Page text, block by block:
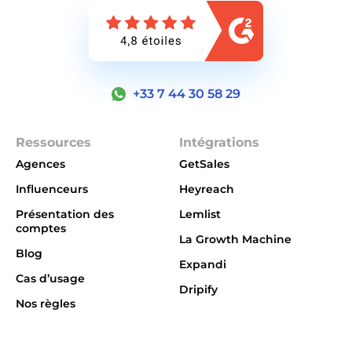
+33 7 44 30 58 29
Ressources
Agences
Influenceurs
Présentation des
comptes
Blog
Cas d’usage
Nos règles
Intégrations
GetSales
Heyreach
Lemlist
La Growth Machine
Expandi
Dripify